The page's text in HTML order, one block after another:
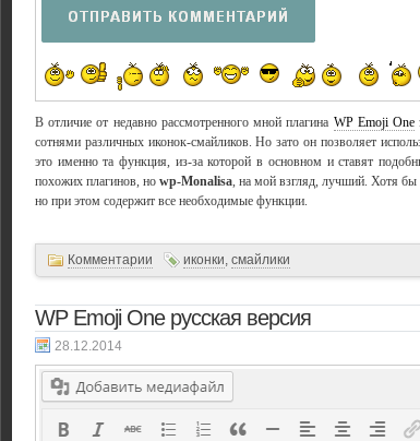
В отличие от недавно рассмотренного мной плагина WP Emoji One
сотнями различных иконок-смайликов. Но зато он позволяет
это именно та функция, из-за которой в основном и ставят
похожих плагинов, но wp-Monalisa, на мой взгляд, лучший. Хотя бы
но при этом содержит все необходимые функции.
Комментарии иконки, смайлики
WP Emoji One русская версия
28.12.2014